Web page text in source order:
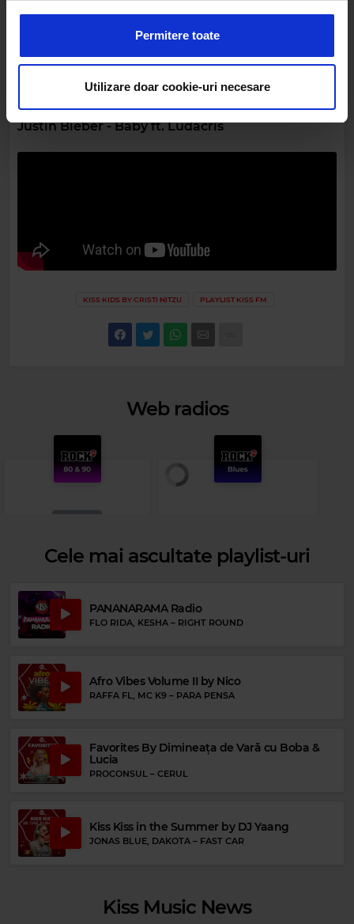
a analiza traficul. De asemenea, le oferim partenerilor de
privire la modul în care folosiți site-ul nostru. Aceștia le
pot combina cu alte informații oferite de dvs. sau culese
în urma folosirii serviciilor lor.
Permitere toate
Utilizare doar cookie-uri necesare
Justin Bieber - Baby ft. Ludacris
KISS KIDS BY CRISTI NITZU PLAYLIST KISS FM
Web radios
Rock 80s & 90s
Magic FM
Cele mai ascultate playlist-uri
PANANARAMA Radio
FLO RIDA, KESHA – RIGHT ROUND
Afro Vibes Volume II by Nico
RAFFA FL, MC K9 – PARA PENSA
Favorites By Dimineața de Vară cu Boba &
Lucia
PROCONSUL – CERUL
Kiss Kiss in the Summer by DJ Yaang
JONAS BLUE, DAKOTA – FAST CAR
Kiss Music News